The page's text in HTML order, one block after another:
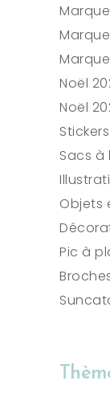
Noël
Noël
Stickers
Sacs à
Objets
Pic à